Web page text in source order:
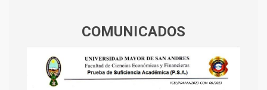
COMUNICADOS